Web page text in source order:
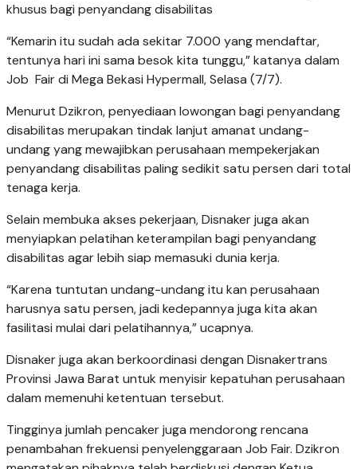
khusus bagi penyandang disabilitas
“Kemarin itu sudah ada sekitar 7.000 yang mendaftar,
tentunya hari ini sama besok kita tunggu,” katanya dalam
Job Fair di Mega Bekasi Hypermall, Selasa (7/7).
Menurut Dzikron, penyediaan lowongan bagi penyandang
disabilitas merupakan tindak lanjut amanat undang-
undang yang mewajibkan perusahaan mempekerjakan
penyandang disabilitas paling sedikit satu persen dari total
tenaga kerja.
Selain membuka akses pekerjaan, Disnaker juga akan
menyiapkan pelatihan keterampilan bagi penyandang
disabilitas agar lebih siap memasuki dunia kerja.
“Karena tuntutan undang-undang itu kan perusahaan
harusnya satu persen, jadi kedepannya juga kita akan
fasilitasi mulai dari pelatihannya,” ucapnya.
Disnaker juga akan berkoordinasi dengan Disnakertrans
Provinsi Jawa Barat untuk menyisir kepatuhan perusahaan
dalam memenuhi ketentuan tersebut.
Tingginya jumlah pencaker juga mendorong rencana
penambahan frekuensi penyelenggaraan Job Fair. Dzikron